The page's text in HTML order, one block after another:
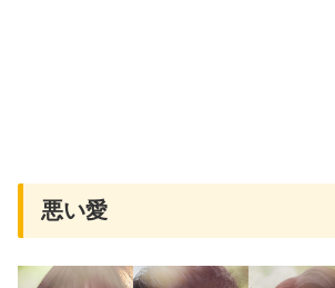
悪い愛